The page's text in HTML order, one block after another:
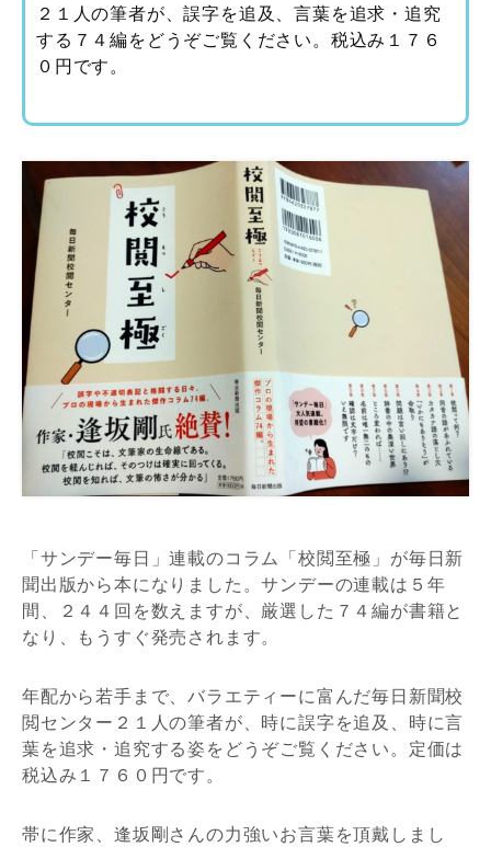
２１人の筆者が、誤字を追及、言葉を追求・追究
する７４編をどうぞご覧ください。税込み１７６
０円です。
「サンデー毎日」連載のコラム「校閲至極」が毎日新
聞出版から本になりました。サンデーの連載は５年
間、２４４回を数えますが、厳選した７４編が書籍と
なり、もうすぐ発売されます。
年配から若手まで、バラエティーに富んだ毎日新聞校
閲センター２１人の筆者が、時に誤字を追及、時に言
葉を追求・追究する姿をどうぞご覧ください。定価は
税込み１７６０円です。
帯に作家、逢坂剛さんの力強いお言葉を頂戴しまし